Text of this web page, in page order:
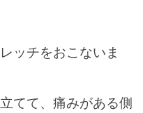
ッチをおこないま
てて、痛みがある側